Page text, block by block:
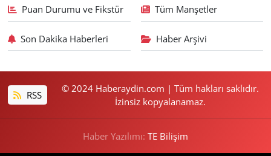
Puan Durumu ve Fikstür Tüm Manşetler
Son Dakika Haberleri Haber Arşivi
RSS
© 2024 Haberaydin.com | Tüm hakları saklıdır.
İzinsiz kopyalanamaz.
Haber Yazılımı: TE Bilişim